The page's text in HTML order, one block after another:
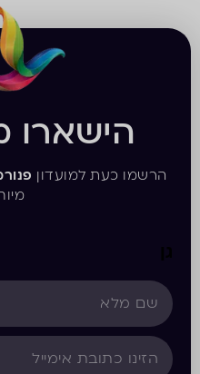
הישארו
הרשמו כעת למועדון
גן